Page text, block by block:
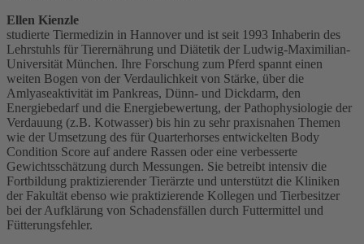
Ellen Kienzle
studierte Tiermedizin in Hannover und ist seit 1993 Inhaberin des
Lehrstuhls für Tierernährung und Diätetik der Ludwig-Maximilian-
Universität München. Ihre Forschung zum Pferd spannt einen
weiten Bogen von der Verdaulichkeit von Stärke, über die
Amlyaseaktivität im Pankreas, Dünn- und Dickdarm, den
Energiebedarf und die Energiebewertung, der Pathophysiologie der
Verdauung (z.B. Kotwasser) bis hin zu sehr praxisnahen Themen
wie der Umsetzung des für Quarterhorses entwickelten Body
Condition Score auf andere Rassen oder eine verbesserte
Gewichtsschätzung durch Messungen. Sie betreibt intensiv die
Fortbildung praktizierender Tierärzte und unterstützt die Kliniken
der Fakultät ebenso wie praktizierende Kollegen und Tierbesitzer
bei der Aufklärung von Schadensfällen durch Futtermittel und
Fütterungsfehler.